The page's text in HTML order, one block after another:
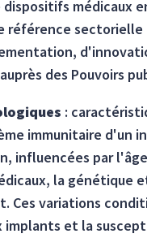
médicaux
référence sectorielle
des Pouvoirs
:
immunitaire d'un
influencées par
la génétique
Ces variations
implants et la